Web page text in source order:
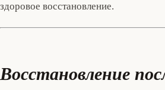
здоровое восстановление.
Восстановление